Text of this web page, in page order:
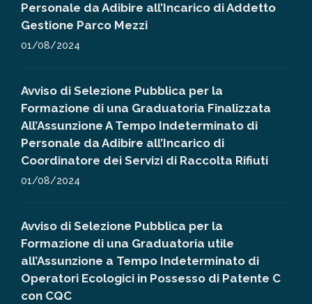
Personale da Adibire all’Incarico di Addetto
Gestione Parco Mezzi
01/08/2024
Avviso di Selezione Pubblica per la
Formazione di una Graduatoria Finalizzata
All’Assunzione A Tempo Indeterminato di
Personale da Adibire all’Incarico di
Coordinatore dei Servizi di Raccolta Rifiuti
01/08/2024
Avviso di Selezione Pubblica per la
Formazione di una Graduatoria utile
all’Assunzione a Tempo Indeterminato di
Operatori Ecologici in Possesso di Patente C
con CQC